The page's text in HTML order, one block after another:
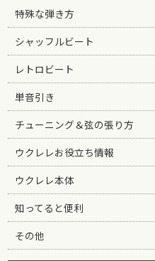
特殊な弾き方
シャッフルビート
レトロビート
単音引き
チューニング＆弦の張り方
ウクレレお役立ち情報
ウクレレ本体
知ってると便利
その他